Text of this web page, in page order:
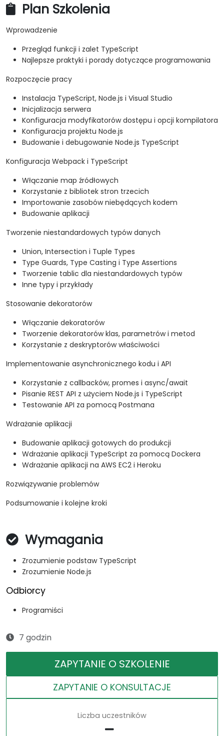
Plan Szkolenia
Wprowadzenie
Przegląd funkcji i zalet TypeScript
Najlepsze praktyki i porady dotyczące programowania
Rozpoczęcie pracy
Instalacja TypeScript, Node.js i Visual Studio
Inicjalizacja serwera
Konfiguracja modyfikatorów dostępu i opcji kompilatora
Konfiguracja projektu Node.js
Budowanie i debugowanie Node.js TypeScript
Konfiguracja Webpack i TypeScript
Włączanie map źródłowych
Korzystanie z bibliotek stron trzecich
Importowanie zasobów niebędących kodem
Budowanie aplikacji
Tworzenie niestandardowych typów danych
Union, Intersection i Tuple Types
Type Guards, Type Casting i Type Assertions
Tworzenie tablic dla niestandardowych typów
Inne typy i przykłady
Stosowanie dekoratorów
Włączanie dekoratorów
Tworzenie dekoratorów klas, parametrów i metod
Korzystanie z deskryptorów właściwości
Implementowanie asynchronicznego kodu i API
Korzystanie z callbacków, promes i async/await
Pisanie REST API z użyciem Node.js i TypeScript
Testowanie API za pomocą Postmana
Wdrażanie aplikacji
Budowanie aplikacji gotowych do produkcji
Wdrażanie aplikacji TypeScript za pomocą Dockera
Wdrażanie aplikacji na AWS EC2 i Heroku
Rozwiązywanie problemów
Podsumowanie i kolejne kroki
Wymagania
Zrozumienie podstaw TypeScript
Zrozumienie Node.js
Odbiorcy
Programiści
7 godzin
ZAPYTANIE O SZKOLENIE
ZAPYTANIE O KONSULTACJE
Liczba uczestników